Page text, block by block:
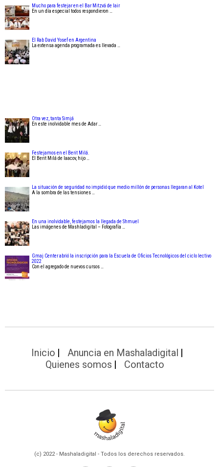
Mucho para festejar en el Bar Mitzvá de Iair
En un día especial todos respondieron …
El Rab David Yosef en Argentina
La extensa agenda programada es llevada …
Otra vez, tanta Simjá
En este inolvidable mes de Adar …
Festejamos en el Berit Milá.
El Berit Milá de Iaacov, hijo …
La situación de seguridad no impidió que medio millón de personas llegaran al Kotel
A la sombra de las tensiones …
En una inolvidable, festejamos la llegada de Shmuel
Las imágenes de Mashladigital – Fotografía …
Gmaj Center abrió la inscripción para la Escuela de Oficios Tecnológicos del ciclo lectivo
2022
Con el agregado de nuevos cursos …
Inicio
Anuncia en Mashaladigital
Quienes somos
Contacto
(c) 2022 - Mashaladigital - Todos los derechos reservados.